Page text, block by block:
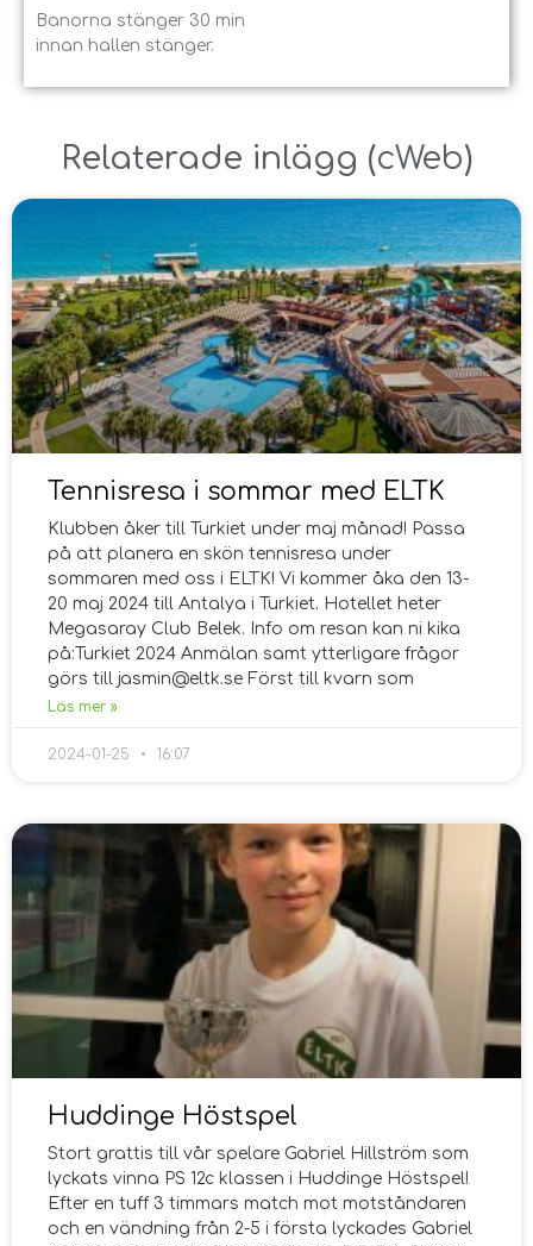
Banorna stänger 30 min
innan hallen stänger.
Relaterade inlägg ​(cWeb)
Tennisresa i sommar med ELTK
Klubben åker till Turkiet under maj månad! Passa
på att planera en skön tennisresa under
sommaren med oss i ELTK! Vi kommer åka den 13-
20 maj 2024 till Antalya i Turkiet. Hotellet heter
Megasaray Club Belek. Info om resan kan ni kika
på:Turkiet 2024 Anmälan samt ytterligare frågor
görs till jasmin@eltk.se Först till kvarn som
Läs mer »
2024-01-25 16:07
Huddinge Höstspel
Stort grattis till vår spelare Gabriel Hillström som
lyckats vinna PS 12c klassen i Huddinge Höstspel!
Efter en tuff 3 timmars match mot motståndaren
och en vändning från 2-5 i första lyckades Gabriel